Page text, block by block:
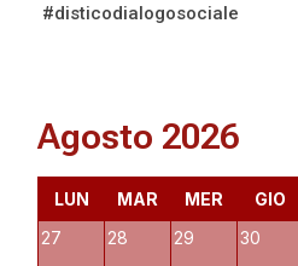
#disticodialogosociale
Agosto 2026
LUN MAR MER GIO
27
28 29 30